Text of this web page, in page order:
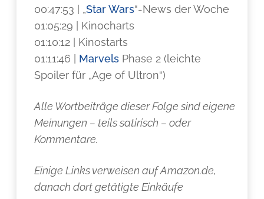
00:47:53 | „Star Wars“-News der Woche
01:05:29 | Kinocharts
01:10:12 | Kinostarts
01:11:46 | Marvels Phase 2 (leichte
Spoiler für „Age of Ultron“)
Alle Wortbeiträge dieser Folge sind eigene
Meinungen – teils satirisch – oder
Kommentare.
Einige Links verweisen auf Amazon.de,
danach dort getätigte Einkäufe